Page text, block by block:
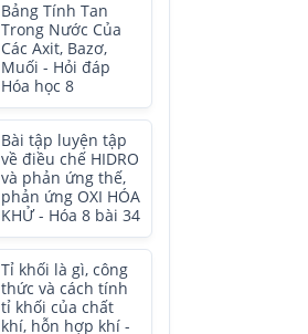
Bảng Tính Tan
Trong Nước Của
Các Axit, Bazơ,
Muối - Hỏi đáp
Hóa học 8
Bài tập luyện tập
về điều chế HIDRO
và phản ứng thế,
phản ứng OXI HÓA
KHỬ - Hóa 8 bài 34
Tỉ khối là gì, công
thức và cách tính
tỉ khối của chất
khí, hỗn hợp khí -